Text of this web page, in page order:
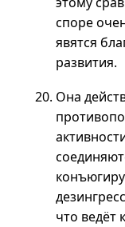
споре
явятся
развития.
Она
что ведёт